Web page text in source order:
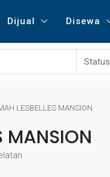
Dijual Disewa
Status
LESBELLES MANSION
MANSION